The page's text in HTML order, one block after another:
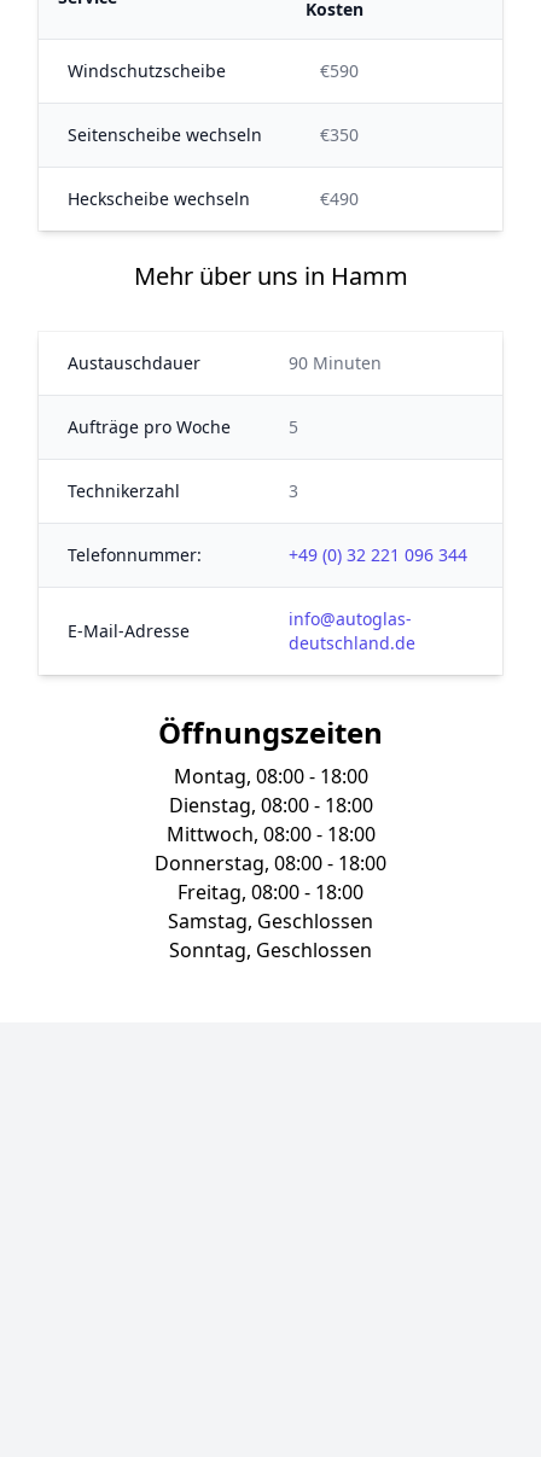
Kosten
Windschutzscheibe €590
Seitenscheibe wechseln €350
Heckscheibe wechseln €490
Mehr über uns in Hamm
Austauschdauer 90 Minuten
Aufträge pro Woche 5
Technikerzahl 3
Telefonnummer: +49 (0) 32 221 096 344
E-Mail-Adresse
info@autoglas-
deutschland.de
Öffnungszeiten
Montag, 08:00 - 18:00
Dienstag, 08:00 - 18:00
Mittwoch, 08:00 - 18:00
Donnerstag, 08:00 - 18:00
Freitag, 08:00 - 18:00
Samstag, Geschlossen
Sonntag, Geschlossen